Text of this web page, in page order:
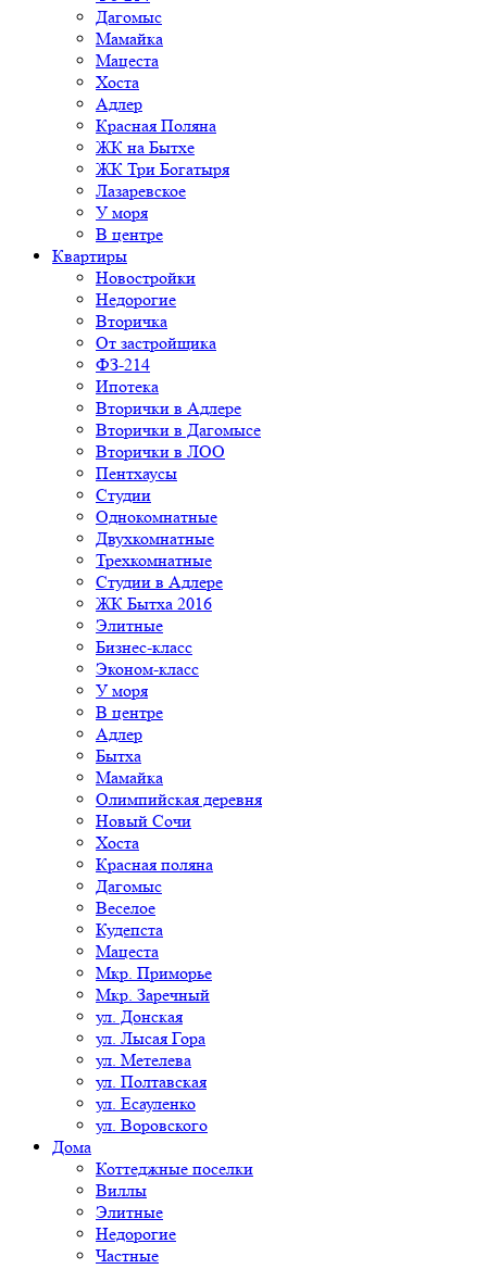
Дагомыс
Мамайка
Мацеста
Хоста
Адлер
Красная Поляна
ЖК на Бытхе
ЖК Три Богатыря
Лазаревское
У моря
В центре
Квартиры
Новостройки
Недорогие
Вторичка
От застройщика
ФЗ-214
Ипотека
Вторички в Адлере
Вторички в Дагомысе
Вторички в ЛОО
Пентхаусы
Студии
Однокомнатные
Двухкомнатные
Трехкомнатные
Студии в Адлере
ЖК Бытха 2016
Элитные
Бизнес-класс
Эконом-класс
У моря
В центре
Адлер
Бытха
Мамайка
Олимпийская деревня
Новый Сочи
Хоста
Красная поляна
Дагомыс
Веселое
Кудепста
Мацеста
Мкр. Приморье
Мкр. Заречный
ул. Донская
ул. Лысая Гора
ул. Метелева
ул. Полтавская
ул. Есауленко
ул. Воровского
Дома
Коттеджные поселки
Виллы
Элитные
Недорогие
Частные